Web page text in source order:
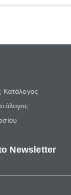
Κατάλογος
Newsletter